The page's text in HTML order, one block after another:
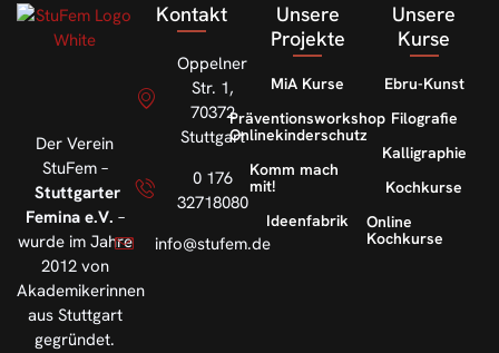
Der Verein
StuFem –
Stuttgarter
Femina e.V. –
wurde im Jahre
2012 von
Akademikerinnen
aus Stuttgart
gegründet.
Kontakt
Oppelner
Str. 1,
70372
Stuttgart
0 176
32718080
info@stufem.de
Unsere
Projekte
MiA Kurse
Präventionsworkshop
Onlinekinderschutz
Komm mach
mit!
Ideenfabrik
Unsere
Kurse
Ebru-Kunst
Filografie
Kalligraphie
Kochkurse
Online
Kochkurse